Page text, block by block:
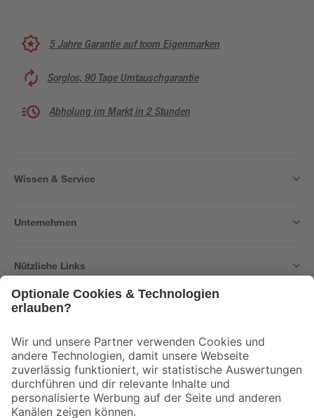
5 Jahre Garantie auf toom Eigenmarken
Sorglos, 90 Tage Umtauschgarantie
Abholung im Markt in 2 Stunden
Wissen & Service
Unternehmen
Nützliche Links
Der toom Newsletter: Keine Angebote und Aktionen mehr verpassen!
Zur Newsletter Anmeldung
Folge uns